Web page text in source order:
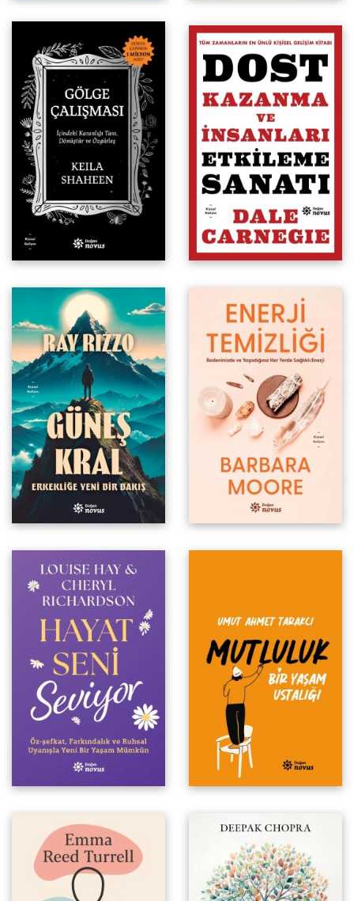
İçindeki Karanlığı Tanı,
Dönüştür ve Özgürleş
Erkekliğe Yeni Bir Bakış
Bedeninizde ve Yaşadığınız Her
Yerde Sağlıklı Enerji
Sonsuz Bereketin İçsel Yolu